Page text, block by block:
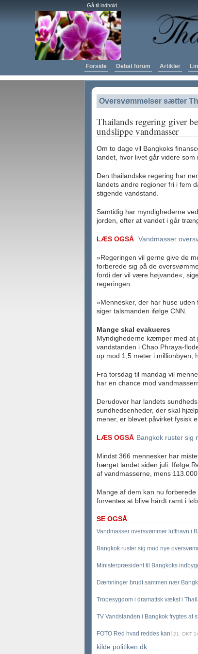
Gå til indhold
Forside Debat forum Artikler
Oversvømmelser sætter
Thailands regering giver
undslippe vandmasser
Om to dage vil Bangkoks
landet, hvor livet går videre som
Den thailandske regering har
landets andre regioner fri i fem
stigende vandstand.
Samtidig har myndighederne
jorden, efter at vandet i går
LÆS OGSÅ Vandmasser
»Regeringen vil gerne give de
forberede sig på de
fordi der vil være højvande«,
regeringen.
»Mennesker, der har huse uden
siger talsmanden ifølge CNN.
Mange skal evakueres
Myndighederne kæmper med
vandstanden i Chao Phraya-
op mod 1,5 meter i millionbyen,
Fra torsdag til mandag vil
har en chance mod
Derudover har landets
sundhedsenheder, der skal
mener, er blevet påvirket fysisk
LÆS OGSÅ Bangkok ruster sig
Mindst 366 mennesker har
hærget landet siden juli. Ifølge
af vandmasserne, mens
Mange af dem kan nu
forventes at blive hårdt ramt i
SE OGSÅ
Vandmasser oversvømmer lufthavn i
Bangkok ruster sig mod nye
Ministerpræsident til Bangkoks
Dæmninger brudt sammen nær
Tropesygdom i dramatisk vækst i
TV Vandstanden i Bangkok frygtes at
FOTO Red hvad reddes kan! 21. OKT
kilde politiken.dk